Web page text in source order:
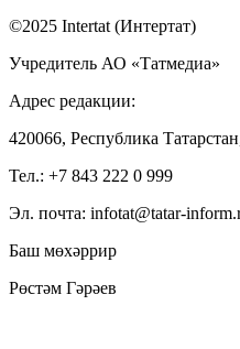
©2025 Intertat (Интертат)
Учредитель АО «Татмедиа»
Адрес редакции:
420066, Республика
Тел.: +7 843 222 0 999
Эл. почта: infotat@tatar-
Баш мөхәррир
Рөстәм Гәрәев